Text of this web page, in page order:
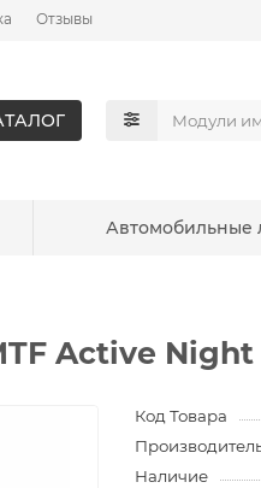
Отзывы
Автомобильные
Active Night
Код Товара
Наличие